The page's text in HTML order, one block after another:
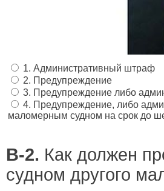
1. Административный штраф
2. Предупреждение
3. Предупреждение либо
4. Предупреждение, либо
маломерным судном на срок до
В-2. Как должен
судном другого